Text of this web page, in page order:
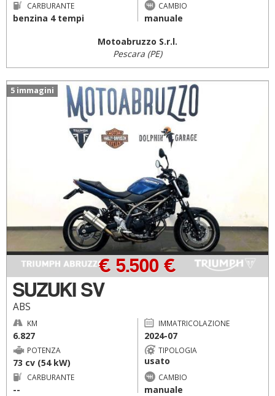
CARBURANTE
benzina 4 tempi
CAMBIO
manuale
Motoabruzzo S.r.l.
Pescara (PE)
5 immagini
SUZUKI SV
ABS
€ 5.500 €
KM
6.827
IMMATRICOLAZIONE
2024-07
POTENZA
73 cv (54 kW)
TIPOLOGIA
usato
CARBURANTE
--
CAMBIO
manuale